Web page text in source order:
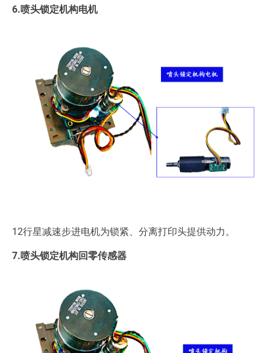
6.喷头锁定机构电机
12行星减速步进电机为锁紧、分离打印头提供动力。
7.喷头锁定机构回零传感器